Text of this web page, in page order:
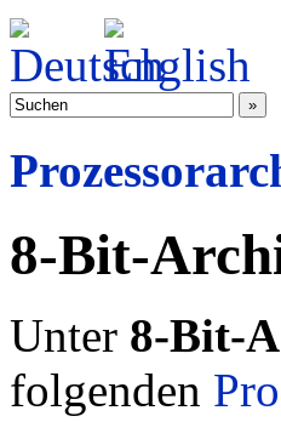
8-Bit-
Unter 8-Bit-
folgenden